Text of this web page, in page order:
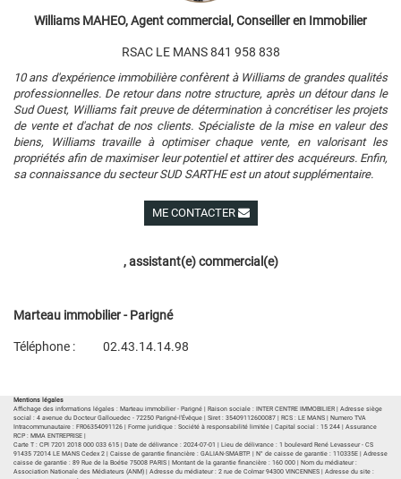
Williams MAHEO, Agent commercial, Conseiller en Immobilier
RSAC LE MANS 841 958 838
10 ans d'expérience immobilière confèrent à Williams de grandes qualités
professionnelles. De retour dans notre structure, après un détour dans le
Sud Ouest, Williams fait preuve de détermination à concrétiser les projets
de vente et d'achat de nos clients. Spécialiste de la mise en valeur des
biens, Williams travaille à optimiser chaque vente, en valorisant les
propriétés afin de maximiser leur potentiel et attirer des acquéreurs. Enfin,
sa connaissance du secteur SUD SARTHE est un atout supplémentaire.
ME CONTACTER
, assistant(e) commercial(e)
Marteau immobilier - Parigné
Téléphone :
02.43.14.14.98
Mentions légales
Affichage des informations légales : Marteau immobilier - Parigné | Raison sociale : INTER CENTRE IMMOBILIER | Adresse siège
social : 4 avenue du Docteur Gallouedec - 72250 Parigné-l'Évêque | Siret : 35409112600087 | RCS : LE MANS | Numero TVA
Intracommunautaire : FR06354091126 | Forme juridique : Société à responsabilité limitée | Capital social : 15 244 | Assurance
RCP : MMA ENTREPRISE |
Carte T : CPI 7201 2018 000 033 615 | Date de délivrance : 2024-07-01 | Lieu de délivrance : 1 boulevard René Levasseur - CS
91435 72014 LE MANS Cedex 2 | Caisse de garantie financière : GALIAN-SMABTP. | N° de caisse de garantie : 110335E | Adresse
caisse de garantie : 89 Rue de la Boétie 75008 PARIS | Montant de la garantie financière : 160 000 | Nom du médiateur :
Association Nationale des Médiateurs (ANM) | Adresse du médiateur : 2 rue de Colmar 94300 VINCENNES | Adresse du site :